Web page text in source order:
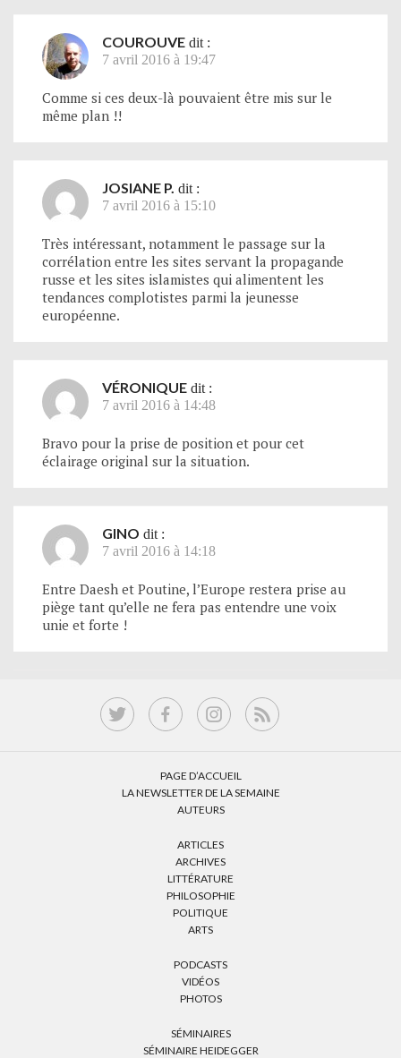
COUROUVE dit :
7 avril 2016 à 19:47
Comme si ces deux-là pouvaient être mis sur le
même plan !!
JOSIANE P. dit :
7 avril 2016 à 15:10
Très intéressant, notamment le passage sur la
corrélation entre les sites servant la propagande
russe et les sites islamistes qui alimentent les
tendances complotistes parmi la jeunesse
européenne.
VÉRONIQUE dit :
7 avril 2016 à 14:48
Bravo pour la prise de position et pour cet
éclairage original sur la situation.
GINO dit :
7 avril 2016 à 14:18
Entre Daesh et Poutine, l’Europe restera prise au
piège tant qu’elle ne fera pas entendre une voix
unie et forte !
PAGE D’ACCUEIL
LA NEWSLETTER DE LA SEMAINE
AUTEURS
ARTICLES
ARCHIVES
LITTÉRATURE
PHILOSOPHIE
POLITIQUE
ARTS
PODCASTS
VIDÉOS
PHOTOS
SÉMINAIRES
SÉMINAIRE HEIDEGGER